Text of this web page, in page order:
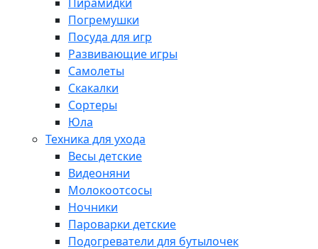
Погремушки
Посуда для игр
Развивающие игры
Самолеты
Скакалки
Сортеры
Юла
Техника для ухода
Весы детские
Видеоняни
Молокоотсосы
Ночники
Пароварки детские
Подогреватели для бутылочек